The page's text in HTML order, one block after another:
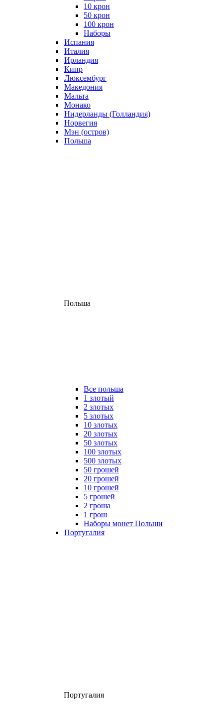
10 крон
50 крон
100 крон
Наборы
Испания
Италия
Ирландия
Кипр
Люксембург
Македония
Мальта
Монако
Нидерланды (Голландия)
Норвегия
Мэн (остров)
Польша
Польша
Все польша
1 злотый
2 злотых
5 злотых
10 злотых
20 злотых
50 злотых
100 злотых
500 злотых
50 грошей
20 грошей
10 грошей
5 грошей
2 гроша
1 грош
Наборы монет Польши
Португалия
Португалия